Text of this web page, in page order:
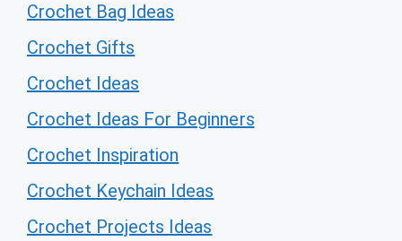
Crochet Bag Ideas
Crochet Gifts
Crochet Ideas
Crochet Ideas For Beginners
Crochet Inspiration
Crochet Keychain Ideas
Crochet Projects Ideas